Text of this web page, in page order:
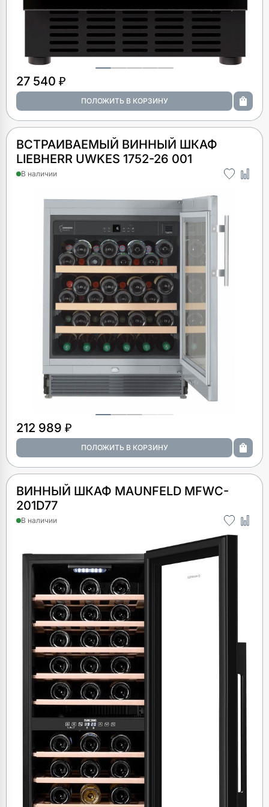
27 540 ₽
ВСТРАИВАЕМЫЙ ВИННЫЙ ШКАФ
LIEBHERR UWKES 1752-26 001
В наличии
212 989 ₽
ВИННЫЙ ШКАФ MAUNFELD MFWC-
201D77
В наличии